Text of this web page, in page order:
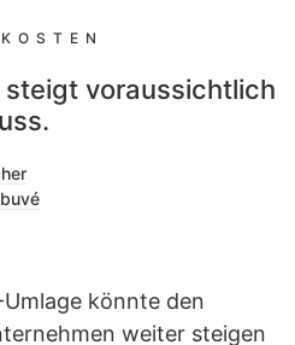
steigt voraussichtlich
könnte den
weiter steigen